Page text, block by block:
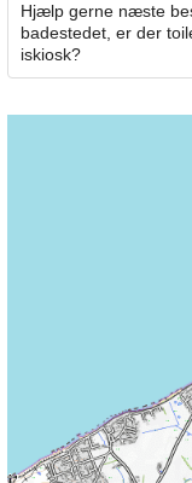
Hjælp gerne næste
badestedet, er der
iskiosk?